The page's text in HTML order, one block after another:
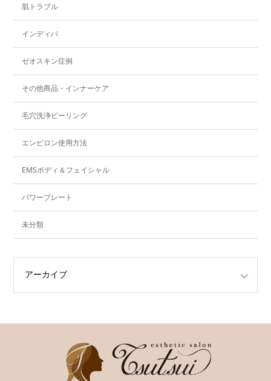
肌トラブル
インディバ
ゼオスキン症例
その他商品・インナーケア
毛穴洗浄ピーリング
エンビロン使用方法
EMSボディ＆フェイシャル
パワープレート
未分類